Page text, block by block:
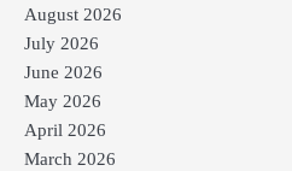
August 2026
July 2026
June 2026
May 2026
April 2026
March 2026